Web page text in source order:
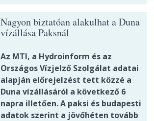
Nagyon biztatóan alakulhat a Duna
vízállása Paksnál
Az MTI, a Hydroinform és az
Országos Vízjelző Szolgálat adatai
alapján előrejelzést tett közzé a
Duna vízállásáról a következő 6
napra illetően. A paksi és budapesti
adatok szerint a jövőhéten tovább